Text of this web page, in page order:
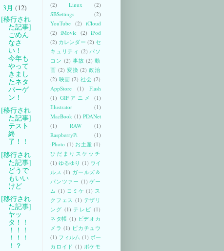
3月 (12)
[移行され
た記事]
ごめん
なさ
い！
今年も
やって
きまし
たネタ
バーゲ
ン！
[移行され
た記事]
テスト
終
了！！
[移行され
た記事]
どうで
もいい
けど
[移行され
た記事]
ヤッ
タ！！
！！！
！！！
！？
(2)
Linux
(2)
SBSettings
(2)
YouTube (2) iCloud
(2) iMovie (2) iPod
(2) カレンダー (2) セ
キュリティ (2) パソ
コン (2) 事故 (2) 動
画 (2) 変換 (2) 政治
(2) 映画 (2) 社会 (2)
AppStore
(1)
Flash
(1) GIFアニメ
(1)
Illustrator
(1)
MacBook (1) PDANet
(1)
RAW
(1)
RaspberryPi
(1)
iPhoto (1) お土産 (1)
ひだまりスケッチ
(1) ゆるゆり (1) ウイ
ルス (1) ガールズ＆
パンツァー (1) ゲー
ム (1) コミケ (1) ス
クフェス (1) テザリ
ング (1) テレビ (1)
ネタ帳 (1) ビデオカ
メラ (1) ピカチュウ
(1) フィルム (1) ボー
カロイド (1) ポケモ